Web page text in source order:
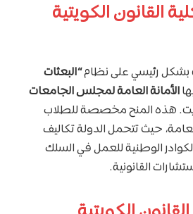
القانون الكويتية
بشكل رئيسي على نظام“البعثات
الأمانة العامة لمجلس الجامعات
هذه المنح مخصصة للطلاب
حيث تتحمل الدولة تكاليف
الوطنية للعمل في السلك
القانونية.